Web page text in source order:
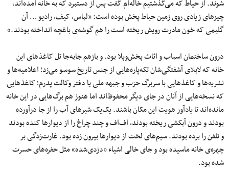
شوند. از حیاط که می‌گذشتیم خاله‌ام گفت پس از دستبرد که به خانه آمده‌اند،
چیزهای زیادی روی زمین حیاط پخش بوده است:‌ «لباس، کیف، رادیو … آن
گلیمی که خون مادرت رویش ریخته است را هم گوشه‌ی باغچه انداخته بودند.»
درون ساختمان اسباب و اثاث پخش‌وپلا بود. و بازهم جابه‌جا تل کاغذهای این
خانه که لابلای آشفتگی‌شان تکه‌پاره‌هایی از جنس تاریخ سوسو می‌زد؛ اعلامیه‌ها و
نشریه‌ها و کاغذهایی با سربرگ حزب و جبهه ملی یا دفتر وکالت پدرم؛ کاغذهایی
که نسخه‌هایی از آنان در جای دیگر محفوظ‌اند اما هنوز هم برگ‌هایی در این خانه
مانده‌اند تا یادآور هویت این مکان باشند. یک‌یک شیرهای آب را از جا درآورده
بودند و درون آبکشی ریخته بودند، اف‌اف و چند چراغ‌ را از دیوارها کنده بودند
و تلفن را برده بودند. سیم‌های لخت از دیوارها بیرون زده بود. غارت‌زدگی بر
چهره‌ی خانه ماسیده بود و جای خالی اشیاء «دزدی‌شده» مثل حفره‌های حسرت
شده بود.